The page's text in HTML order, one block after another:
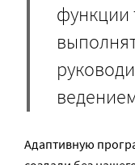
функции
Адаптивную